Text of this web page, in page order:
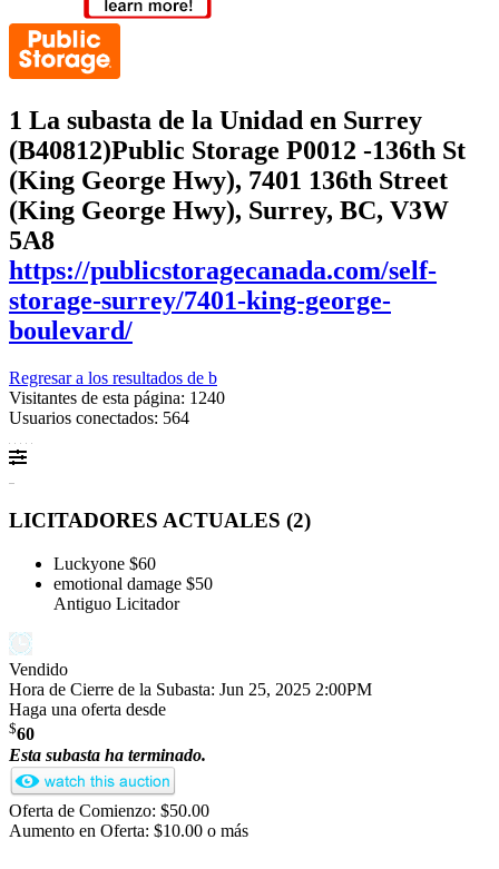
1 La subasta de la Unidad en Surrey
(B40812)Public Storage P0012 -136th St
(King George Hwy), 7401 136th Street
(King George Hwy), Surrey, BC, V3W
5A8
https://publicstoragecanada.com/self-
storage-surrey/7401-king-george-
boulevard/
Regresar a los resultados de b
Visitantes de esta página: 1240
Usuarios conectados: 564
LICITADORES ACTUALES (2)
Luckyone $60
emotional damage $50
Antiguo Licitador
Vendido
Hora de Cierre de la Subasta: Jun 25, 2025 2:00PM
Haga una oferta desde
$60
Esta subasta ha terminado.
Oferta de Comienzo: $50.00
Aumento en Oferta: $10.00 o más